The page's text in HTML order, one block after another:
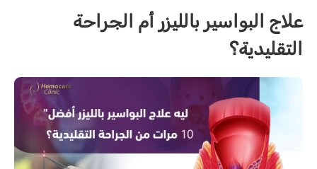
علاج البواسير بالليزر أم الجراحة
التقليدية؟